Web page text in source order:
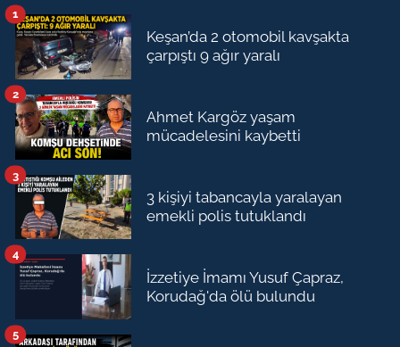
Keşan’da 2 otomobil kavşakta
çarpıştı 9 ağır yaralı
1
Ahmet Kargöz yaşam
mücadelesini kaybetti
2
3 kişiyi tabancayla yaralayan
emekli polis tutuklandı
3
İzzetiye İmamı Yusuf Çapraz,
Korudağ'da ölü bulundu
4
5